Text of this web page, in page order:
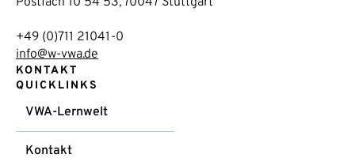
+49 (0)711 21041-0
info@w-vwa.de
KONTAKT
QUICKLINKS
VWA-Lernwelt
Kontakt